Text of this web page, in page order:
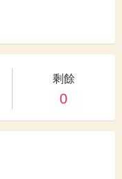
剩餘
0